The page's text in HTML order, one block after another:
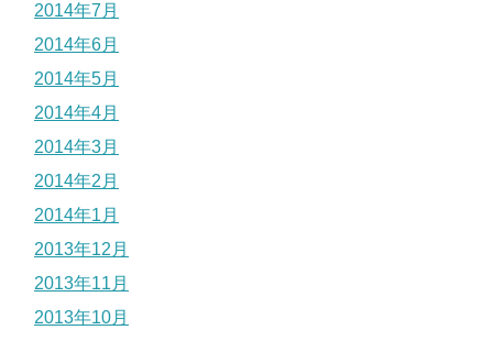
2014年7月
2014年6月
2014年5月
2014年4月
2014年3月
2014年2月
2014年1月
2013年12月
2013年11月
2013年10月